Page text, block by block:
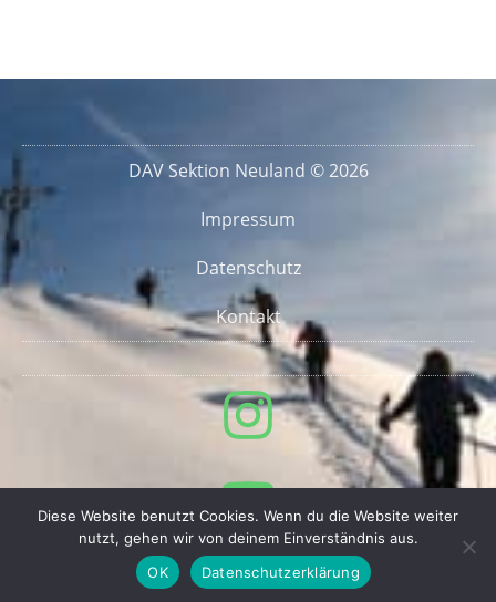
DAV Sektion Neuland © 2026
Impressum
Datenschutz
Kontakt
Diese Website benutzt Cookies. Wenn du die Website weiter
nutzt, gehen wir von deinem Einverständnis aus.
OK
Datenschutzerklärung